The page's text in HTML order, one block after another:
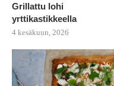
Grillattu lohi
yrttikastikkeella
4 kesäkuun, 2026